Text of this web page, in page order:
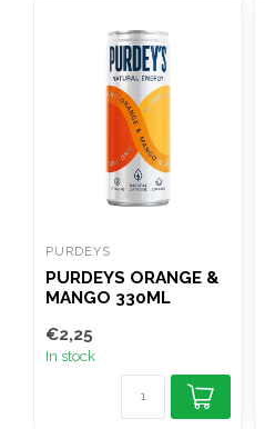
PURDEYS
PURDEYS ORANGE &
MANGO 330ML
€2,25
In stock